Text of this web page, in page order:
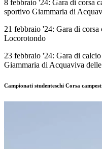
8 febbraio '24: Gara di corsa
sportivo Giammaria di
21 febbraio '24: Gara di corsa
Locorotondo
23 febbraio '24: Gara di
Giammaria di Acquaviva
Campionati studenteschi Corsa